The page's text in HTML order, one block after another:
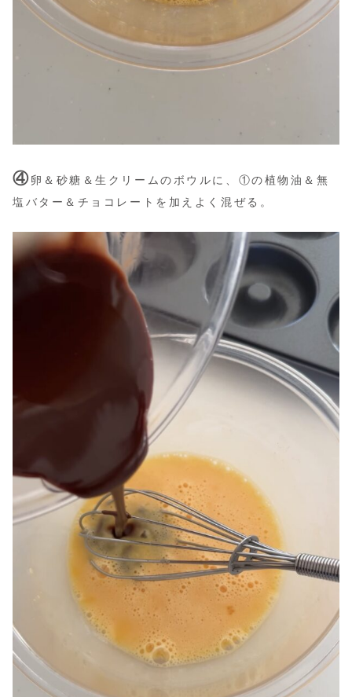
④卵＆砂糖＆生クリームのボウルに、①の植物油＆無
塩バター＆チョコレートを加えよく混ぜる。